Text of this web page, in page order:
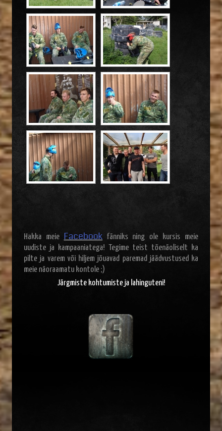
Hakka meie Facebookfänniks ning ole kursis meie
uudiste ja kampaaniatega! Tegime teist tõenäoliselt ka
pilte ja varem või hiljem jõuavad paremad jäädvustused ka
meie näoraamatu kontole ;)
Järgmiste kohtumiste ja lahinguteni!